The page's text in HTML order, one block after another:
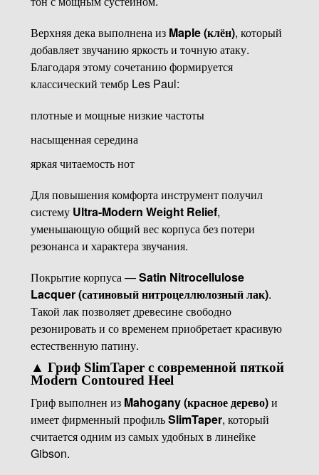
Верхняя дека выполнена из Maple (клён), который
добавляет звучанию яркость и точную атаку.
Благодаря этому сочетанию формируется
классический тембр Les Paul:
плотные и мощные низкие частоты
насыщенная середина
яркая читаемость нот
Для повышения комфорта инструмент получил
систему Ultra-Modern Weight Relief,
уменьшающую общий вес корпуса без потери
резонанса и характера звучания.
Покрытие корпуса —Satin Nitrocellulose
Lacquer (сатиновый нитроцеллюлозный лак).
Такой лак позволяет древесине свободно
резонировать и со временем приобретает красивую
естественную патину.
▲ Гриф SlimTaper с современной пяткой
Modern Contoured Heel
Гриф выполнен из Mahogany (красное дерево)и
имеет фирменный профильSlimTaper, который
считается одним из самых удобных в линейке
Gibson.